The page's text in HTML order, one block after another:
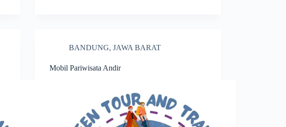
BANDUNG,JAWA BARAT
Mobil Pariwisata Andir